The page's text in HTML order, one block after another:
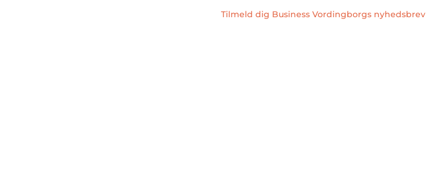
Tilmeld dig Business Vordingborgs nyhedsbrev